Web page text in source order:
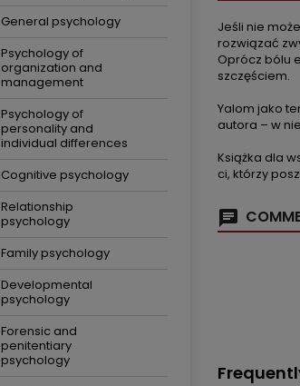
General psychology
Psychology of
organization and
management
Psychology of
personality and
individual differences
Cognitive psychology
Relationship
psychology
Family psychology
Developmental
psychology
Forensic and
penitentiary
psychology
Jeśli nie
rozwiązać
Oprócz bólu
szczęściem.
Yalom jako
autora – w
Książka dla
ci, którzy